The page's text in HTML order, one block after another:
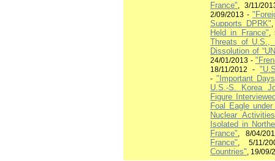
France", 3/11/
2/09/2013 -
Supports DPRK"
Held in France",
Threats of U.S.,
Dissolution of
24/01/2013 -
18/11/2012 -
- "Important
U.S.-S. Korea
Figure
Foal Eagle
Nuclear
Isolated in
France", 8/04/
France", 5/11/
Countries", 19/09/